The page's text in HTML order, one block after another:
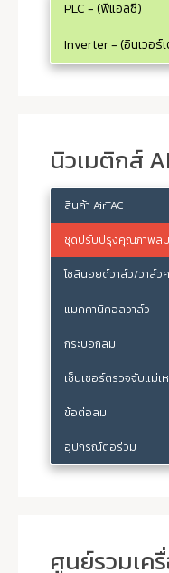
PLC - (พีแอลซี)
Inverter - (อินเวอร์
นิวเมติกส์
สินค้า AirTAC
ชุดปรับปรุงคุณภาพล
โซลินอยด์วาล์ว/วาล์ว
แมคคานิคอลวาล์ว
กระบอกลม
เซ็นเซอร์ตรวจจับแม่เ
ข้อต่อลม
อุปกรณ์ต่อร่วม
ศูนย์รวมเค